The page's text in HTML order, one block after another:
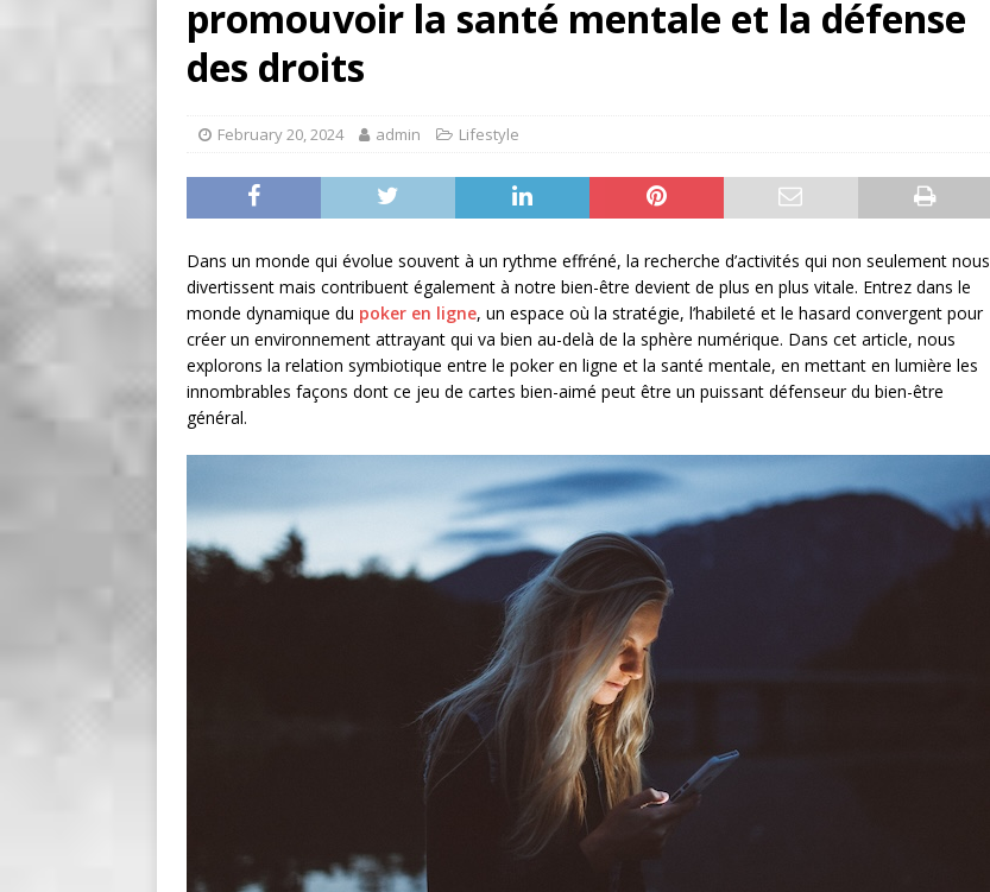
BUSINESS
promouvoir la santé mentale et la défense
des droits
February 20, 2024 admin Lifestyle
Dans un monde qui évolue souvent à un rythme effréné, la recherche d’activités qui non seulement nous
divertissent mais contribuent également à notre bien-être devient de plus en plus vitale. Entrez dans le
monde dynamique du poker en ligne, un espace où la stratégie, l’habileté et le hasard convergent pour
créer un environnement attrayant qui va bien au-delà de la sphère numérique. Dans cet article, nous
explorons la relation symbiotique entre le poker en ligne et la santé mentale, en mettant en lumière les
innombrables façons dont ce jeu de cartes bien-aimé peut être un puissant défenseur du bien-être
général.